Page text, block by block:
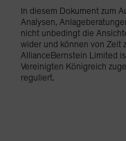
In diesem Dokument zum
Analysen,
nicht unbedingt die
wider und können von Zeit
AllianceBernstein Limited
Vereinigten Königreich
reguliert.